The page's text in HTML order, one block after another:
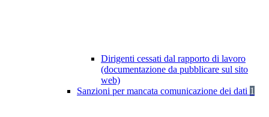
Dirigenti cessati dal rapporto di lavoro
(documentazione da pubblicare sul sito
web)
Sanzioni per mancata comunicazione dei dati 1